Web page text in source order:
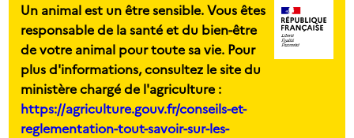
Un animal est un être sensible. Vous êtes
responsable de la santé et du bien-être
de votre animal pour toute sa vie. Pour
plus d'informations, consultez le site du
ministère chargé de l'agriculture :
https://agriculture.gouv.fr/conseils-et-
reglementation-tout-savoir-sur-les-